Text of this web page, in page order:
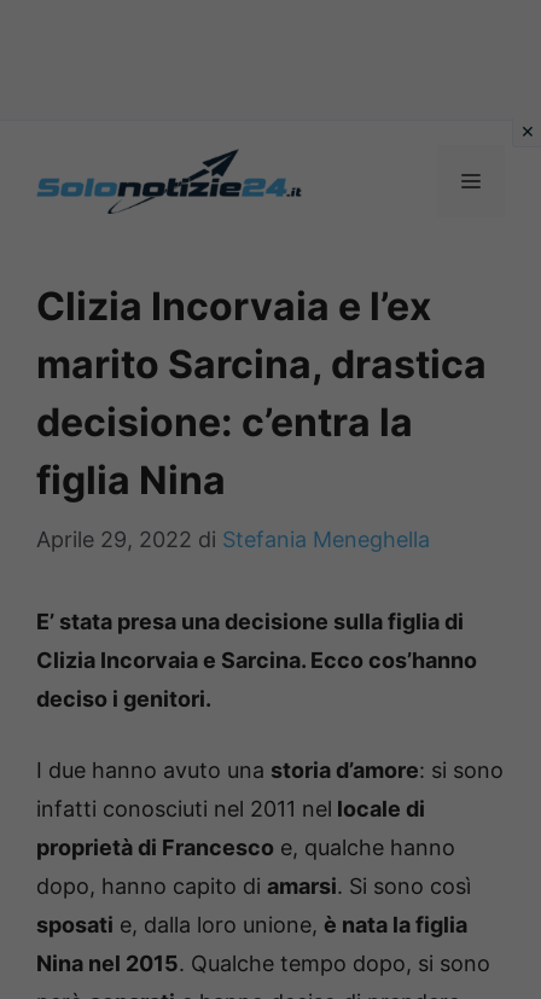
MENU
Clizia Incorvaia e l’ex
marito Sarcina, drastica
decisione: c’entra la
figlia Nina
Aprile 29, 2022 di Stefania Meneghella
E’ stata presa una decisione sulla figlia di
Clizia Incorvaia e Sarcina. Ecco cos’hanno
deciso i genitori.
I due hanno avuto una storia d’amore: si sono
infatti conosciuti nel 2011 nel locale di
proprietà di Francesco e, qualche hanno
dopo, hanno capito di amarsi. Si sono così
sposati e, dalla loro unione, è nata la figlia
Nina nel 2015. Qualche tempo dopo, si sono